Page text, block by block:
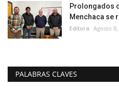
Prolongados
Menchaca se
Editora Agosto 8,
PALABRAS CLAVES